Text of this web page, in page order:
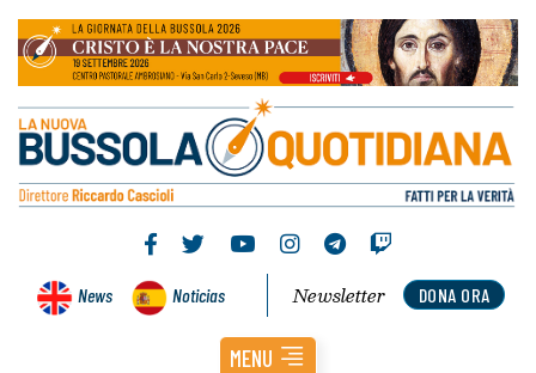
News Noticias DONA ORA
Newsletter
MENU